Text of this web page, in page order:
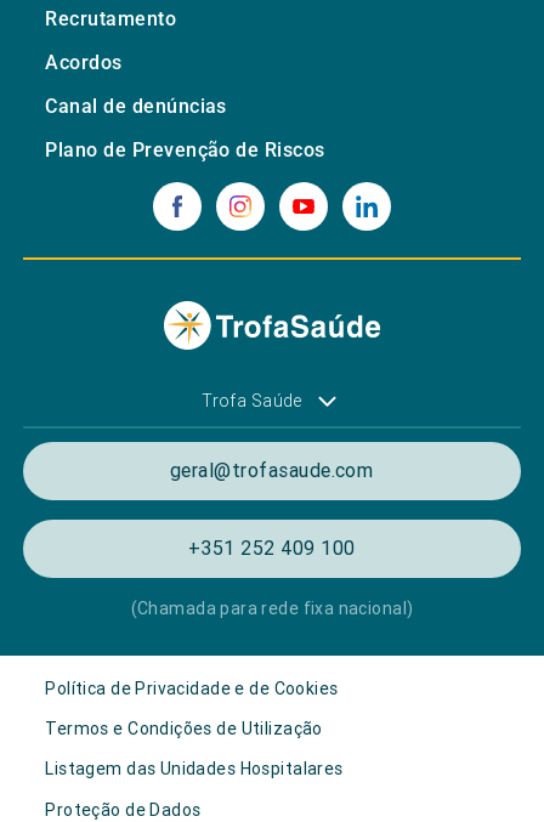
Recrutamento
Acordos
Canal de denúncias
Plano de Prevenção de Riscos
Trofa Saúde
geral@trofasaude.com
+351 252 409 100
(Chamada para rede fixa nacional)
Política de Privacidade e de Cookies
Termos e Condições de Utilização
Listagem das Unidades Hospitalares
Proteção de Dados